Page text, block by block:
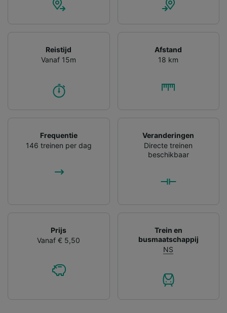
Reistijd
Vanaf 15m
Afstand
18 km
Frequentie
146 treinen per dag
Veranderingen
Directe treinen
beschikbaar
Prijs
Vanaf € 5,50
Trein en
busmaatschappij
NS